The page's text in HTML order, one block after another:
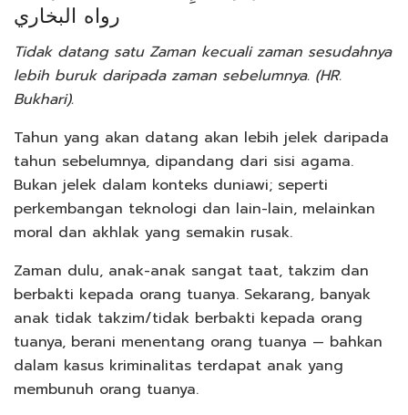
رواه البخاري
Tidak datang satu Zaman kecuali zaman sesudahnya
lebih buruk daripada zaman sebelumnya. (HR.
Bukhari).
Tahun yang akan datang akan lebih jelek daripada
tahun sebelumnya, dipandang dari sisi agama.
Bukan jelek dalam konteks duniawi; seperti
perkembangan teknologi dan lain-lain, melainkan
moral dan akhlak yang semakin rusak.
Zaman dulu, anak-anak sangat taat, takzim dan
berbakti kepada orang tuanya. Sekarang, banyak
anak tidak takzim/tidak berbakti kepada orang
tuanya, berani menentang orang tuanya — bahkan
dalam kasus kriminalitas terdapat anak yang
membunuh orang tuanya.